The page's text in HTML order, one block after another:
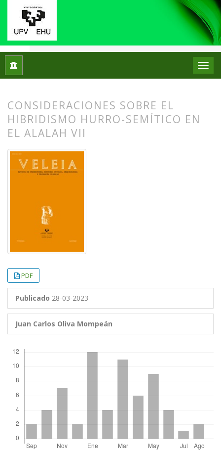
Inicio
CONSIDERACIONES SOBRE EL
HIBRIDISMO HURRO-SEMÍTICO EN
EL ALALAH VII
PDF
Publicado 28-03-2023
Juan Carlos Oliva Mompeán